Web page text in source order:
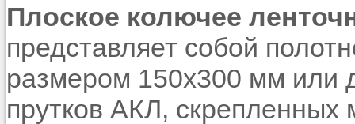
Плоское колючее
представляет собой
размером 150х300 мм или
прутков АКЛ, скрепленных